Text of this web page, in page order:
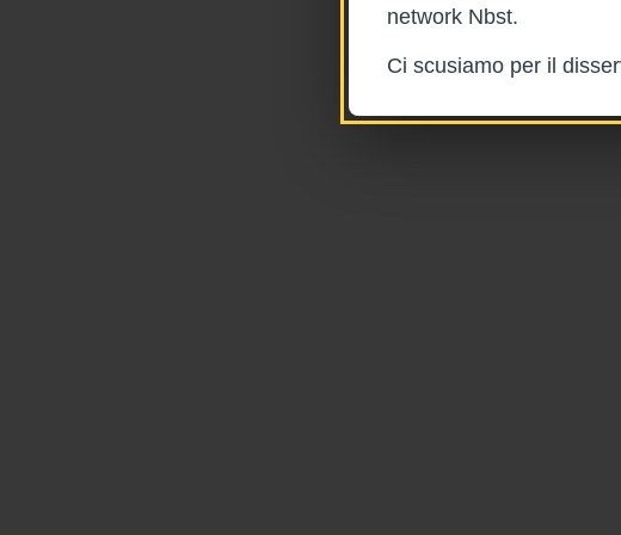
network Nbst.
Ci scusiamo per il